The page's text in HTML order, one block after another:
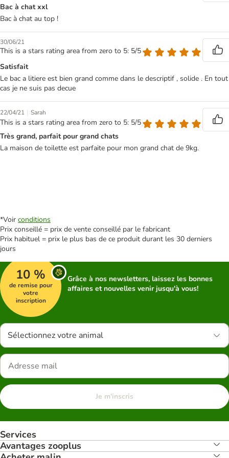
Bac à chat xxl
Bac à chat au top !
30/06/21
This is a stars rating area from zero to 5: 5/5
Satisfait
Le bac a litiere est bien grand comme dans le descriptif , solide . En tout
cas je ne suis pas decue
22/04/21 | Sarah
This is a stars rating area from zero to 5: 5/5
Très grand, parfait pour grand chats
La maison de toilette est parfaite pour mon grand chat de 9kg.
*Voir conditions
Prix conseillé = prix de vente conseillé par le fabricant
Prix habituel = prix le plus bas de ce produit durant les 30 derniers
jours
10 %
de remise pour
votre
inscription
Grâce à nos newsletters, laissez les bonnes
affaires et nouvelles venir jusqu'à vous!
Sélectionnez votre animal
Je m'inscris
Services
Avantages zooplus